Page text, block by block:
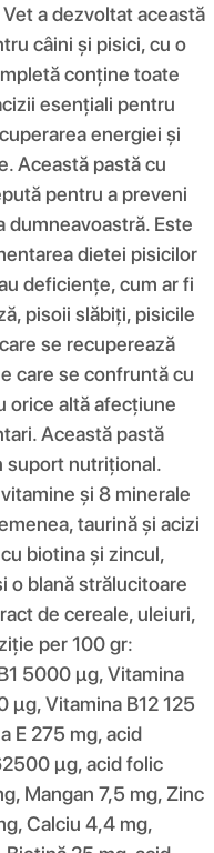
a dezvoltat această
câini și pisici, cu o
conține toate
esențiali pentru
energiei și
Această pastă cu
pentru a preveni
Este
dietei pisicilor
deficiențe, cum ar fi
pisoii slăbiți, pisicile
se recuperează
care se confruntă cu
orice altă afecțiune
Această pastă
suport nutrițional.
și 8 minerale
taurină și acizi
biotina și zincul,
o blană strălucitoare
de cereale, uleiuri,
per 100 gr:
5000 μg, Vitamina
Vitamina B12 125
E 275 mg, acid
μg, acid folic
Mangan 7,5 mg, Zinc
Calciu 4,4 mg,